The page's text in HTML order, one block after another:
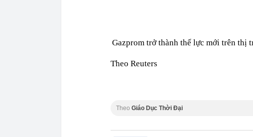
Gazprom trở thành thế lực mới trên thị
Theo Reuters
Theo Giáo Dục Thời Đại